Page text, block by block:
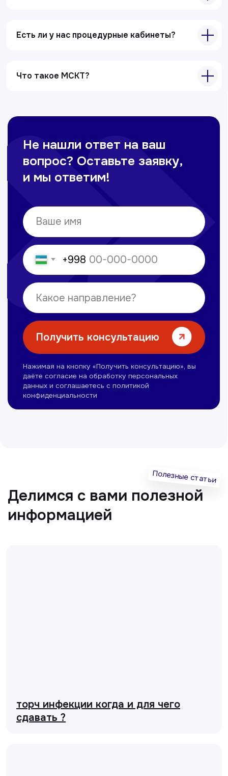
Есть ли у нас процедурные кабинеты?
Что такое МСКТ?
торч инфекции когда и для чего
сдавать ?
Услуги
Ультразвуковая диагностика
Все услуги
Лабораторная диагностика
Контакты
Сайт сделан вfuture-group.uz
Политика обработки персональных данных
© Copyright — 2025, TTD
О клиники
Акции
Специалисты